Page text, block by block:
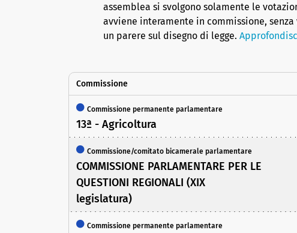
assemblea si svolgono solamente le
avviene interamente in commissione,
un parere sul disegno di legge.
Commissione
Commissione permanente parlamentare
13ª - Agricoltura
Commissione/comitato bicamerale parlamentare
COMMISSIONE PARLAMENTARE PER LE
QUESTIONI REGIONALI (XIX
legislatura)
Commissione permanente parlamentare